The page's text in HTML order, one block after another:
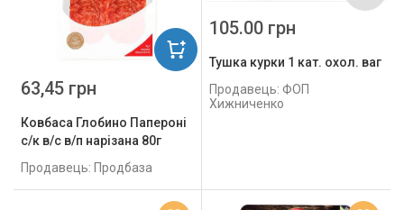
Ковбаса Глобино Папероні
с/к в/с в/п нарізана 80г
Продавець: Продбаза
63,45 грн
Тушка курки 1 кат. охол. ваг
Продавець: ФОП
Хижниченко
105.00 грн